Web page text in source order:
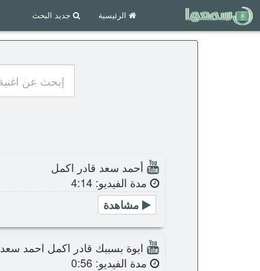
الرئيسية جديد البحث
أحمد سعد قادر اكمل
مدة الفيديو: 4:14
مشاهدة
ايوة بسببك قادر اكمل احمد سعد
مدة الفيديو: 0:56